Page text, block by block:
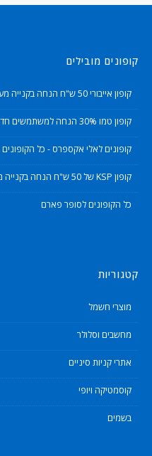
קופונים מובילים
קופון אייבורי 50 ש"ח הנחה בקנייה מעל 499 ש"ח
קופון טמו 30% הנחה למשתמשים חדשים
קופונים לאלי אקספרס - כל הקופונים
קופון KSP של 50 ש"ח הנחה בקנייה מעל 499 ש"ח
כל הקופונים לסופר פארם
קטגוריות
מוצרי חשמל
מחשבים וסלולר
אתרי קניות סיניים
קוסמטיקה ויופי
בשמים